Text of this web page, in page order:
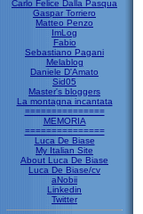
Carlo Felice Dalla Pasqua
Gaspar Torriero
Matteo Penzo
ImLog
Fabio
Sebastiano Pagani
Melablog
Daniele D'Amato
Sid05
Master's bloggers
La montagna incantata
===============
MEMORIA
===============
Luca De Biase
My Italian Site
About Luca De Biase
Luca De Biase/cv
aNobii
Linkedin
Twitter